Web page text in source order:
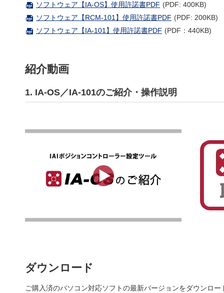
ソフトウェア【IA-OS】使用許諾書PDF (PDF: 400KB)
ソフトウェア【RCM-101】使用許諾書PDF (PDF: 200KB)
ソフトウェア【IA-101】使用許諾書PDF (PDF：440KB)
紹介動画
1. IA-OS／IA-101のご紹介・操作説明
ダウンロード
ご購入済のパソコン対応ソフトの最新バージョンをダウンロー